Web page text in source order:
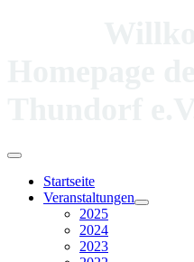
Startseite
Veranstaltungen
2025
2024
2023